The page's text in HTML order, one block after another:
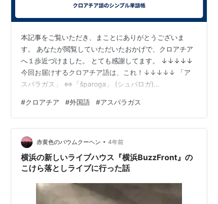
本記事をご覧いただき、まことにありがとうございま
す。 あなたが閲覧していただいたおかげで、クロアチア
へ１歩近づけました。 とても感謝してます。 ↓↓↓↓↓
今回お届けするクロアチア語は、これ！↓↓↓↓↓ 「ア
スパラガス」 ⇔「šparoga」 (シュパロガ)
た。」 ⇔「Jela sam šparoge.」 (ィエラ サム シュパロ
ゲ) ⇔「I ate asparagus.」
・・・・・・・・・・・・・・・・・・・・・・・・・
・・・・・・・・・・ いかがでしたか？ では、この短い
記事から去る前に、「あすぱらがす、しゅぱろが」と５
回、口に…
#クロアチア #外国語 #アスパラガス
赤黄色のバウムクーヘン • 4年前
横浜の新しいライブハウス『横浜BuzzFront』の
こけら落としライブに行った話